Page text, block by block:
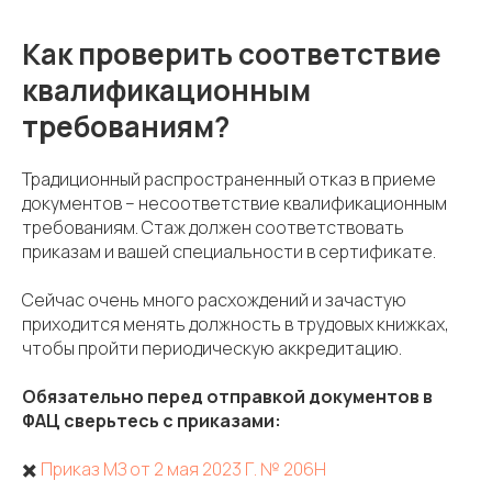
Как проверить соответствие
квалификационным
требованиям?
Традиционный распространенный отказ в приеме
документов – несоответствие квалификационным
требованиям. Стаж должен соответствовать
приказам и вашей специальности в сертификате.
Сейчас очень много расхождений и зачастую
приходится менять должность в трудовых книжках,
чтобы пройти периодическую аккредитацию.
Обязательно перед отправкой документов в
ФАЦ сверьтесь с приказами:
✖️ Приказ МЗ от 2 мая 2023 Г. № 206Н